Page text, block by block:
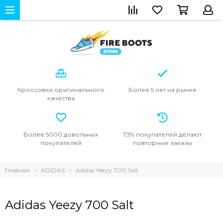
Кроссовки оригинального
качества
Более 5 летна рынке
Более 5000 довольных
покупателей
73% покупателей делают
повторные заказы
Главная ADIDAS Adidas Yeezy 700 Salt
Adidas Yeezy 700 Salt